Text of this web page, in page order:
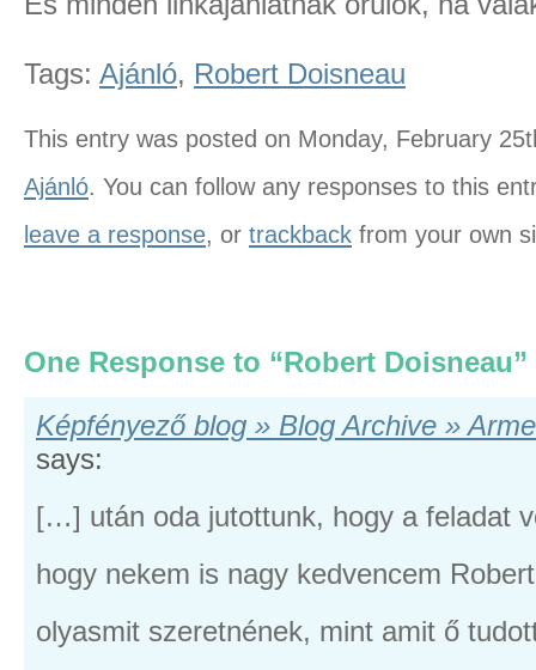
Tags: Ajánló, Robert Doisneau
This entry was posted on Monday, February
Ajánló. You can follow any responses to this
leave a response, or trackback from your own
One Response to “Robert Doisneau”
Képfényező blog » Blog Archive »
says:
[…] után oda jutottunk, hogy a feladat
hogy nekem is nagy kedvencem
olyasmit szeretnének, mint amit ő